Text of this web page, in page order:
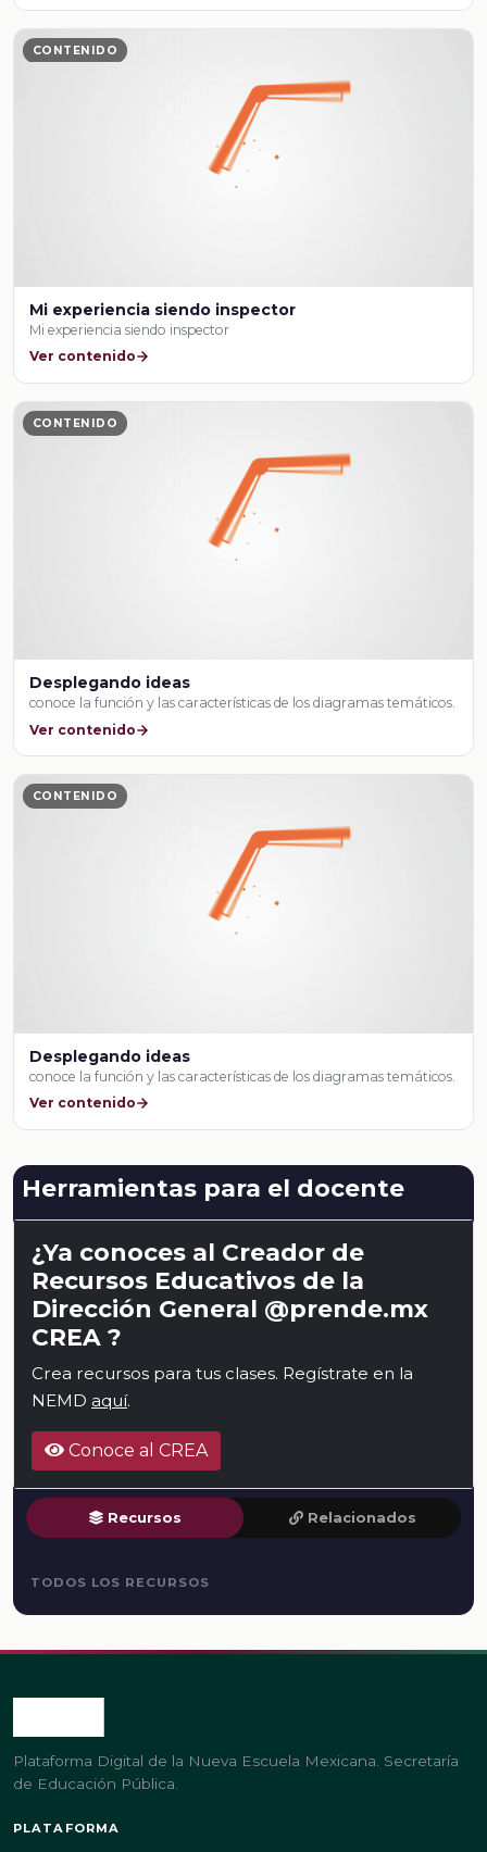
CONTENIDO
Mi experiencia siendo inspector
Mi experiencia siendo inspector
Ver contenido
CONTENIDO
Desplegando ideas
conoce la función y las características de los diagramas temáticos.
Ver contenido
CONTENIDO
Desplegando ideas
conoce la función y las características de los diagramas temáticos.
Ver contenido
Herramientas para el docente
¿Ya conoces al Creador de
Recursos Educativos de la
Dirección General @prende.mx
CREA ?
Crea recursos para tus clases. Regístrate en la
NEMD aquí.
Conoce al CREA
Recursos Relacionados
TODOS LOS RECURSOS
Plataforma Digital de la Nueva Escuela Mexicana. Secretaría
de Educación Pública.
PLATAFORMA